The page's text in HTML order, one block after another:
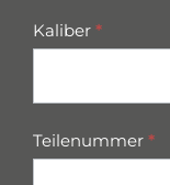
Kaliber *
Teilenummer *